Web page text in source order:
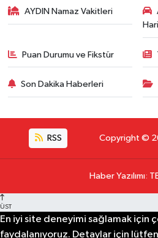
AYDIN Namaz Vakitleri
Puan Durumu ve Fikstür
Son Dakika Haberleri
RSS Copyright ©
Haber Yazılımı:
ÜST
En iyi site deneyimi sağlamak için
faydalanıyoruz. Detaylar için lütfen